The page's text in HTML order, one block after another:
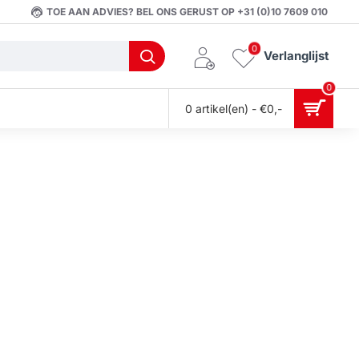
TOE AAN ADVIES? BEL ONS GERUST OP +31 (0)10 7609 010
Verlanglijst
0
0 artikel(en) - €0,-
0